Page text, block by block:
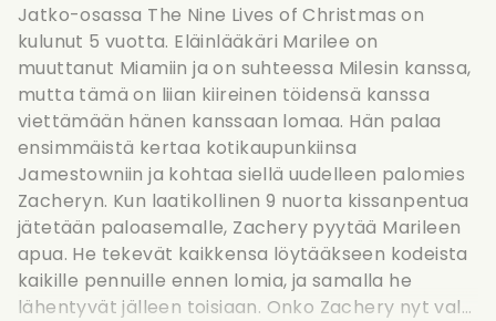
Jatko-osassa The Nine Lives of Christmas on
kulunut 5 vuotta. Eläinlääkäri Marilee on
muuttanut Miamiin ja on suhteessa Milesin kanssa,
mutta tämä on liian kiireinen töidensä kanssa
viettämään hänen kanssaan lomaa. Hän palaa
ensimmäistä kertaa kotikaupunkiinsa
Jamestowniin ja kohtaa siellä uudelleen palomies
Zacheryn. Kun laatikollinen 9 nuorta kissanpentua
jätetään paloasemalle, Zachery pyytää Marileen
apua. He tekevät kaikkensa löytääkseen kodeista
kaikille pennuille ennen lomia, ja samalla he
lähentyvät jälleen toisiaan. Onko Zachery nyt val...